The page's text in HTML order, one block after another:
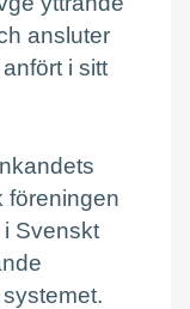
ansluter
i sitt
föreningen
Svenskt